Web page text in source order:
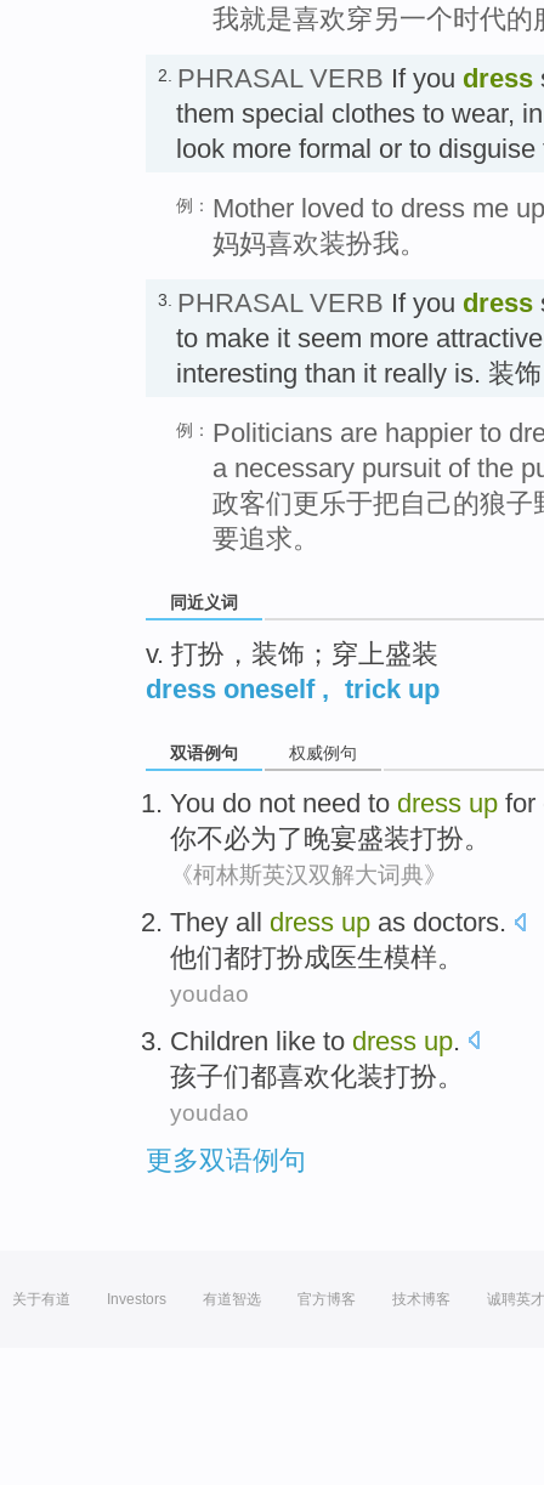
我就是喜欢穿另一个时代的
2. PHRASAL VERB If you dress
them special clothes to wear,
look more formal or to
例： Mother loved to dress me
妈妈喜欢装扮我。
3. PHRASAL VERB If you dress
to make it seem more
interesting than it really is. 装
例： Politicians are happier to
a necessary pursuit of the
政客们更乐于把自己的狼
要追求。
同近义词
v. 打扮，装饰；穿上盛装
dress oneself, trick up
双语例句 权威例句
You do not need to dress up for
你不必为了晚宴盛装打扮。
《柯林斯英汉双解大词典》
They all dress up as doctors.
他们都打扮成医生模样。
youdao
Children like to dress up.
孩子们都喜欢化装打扮。
youdao
更多双语例句
关于有道 Investors 有道智选 官方博客 技术博客 诚聘英才